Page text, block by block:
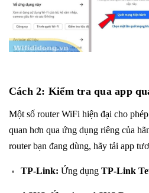
Cách 2: Kiểm tra qua app
Một số router WiFi hiện đại cho
quan hơn qua ứng dụng riêng của
router bạn đang dùng, hãy tải app
TP-Link: Ứng dụng TP-Link